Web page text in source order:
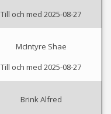
Till och med 2025-08-27
McIntyre Shae
Till och med 2025-08-27
Brink Alfred